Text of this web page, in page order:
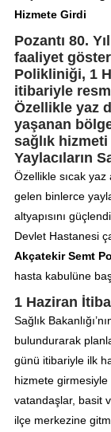
Hizmete Girdi
Pozantı 80.
faaliyet
Polikliniği, 1
itibariyle
Özellikle yaz
yaşanan
sağlık
Yaylacıların
Özellikle sıcak
gelen binlerce
altyapısını
Devlet Hastanesi
Akçatekir Semt
hasta kabulüne
1 Haziran
Sağlık
bulundurarak
günü itibariyle ilk
hizmete
vatandaşlar, basit
ilçe merkezine